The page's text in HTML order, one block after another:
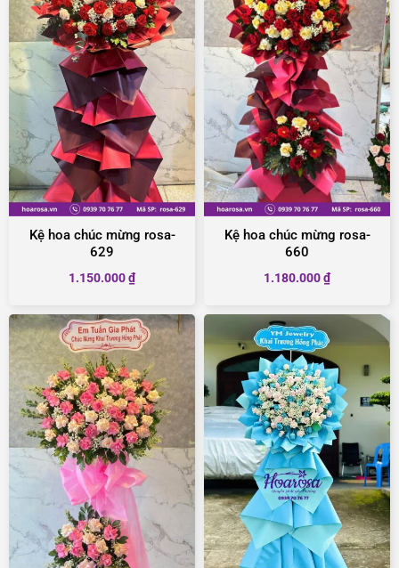
Kệ hoa chúc mừng rosa-
629
1.150.000₫
Kệ hoa chúc mừng rosa-
660
1.180.000₫